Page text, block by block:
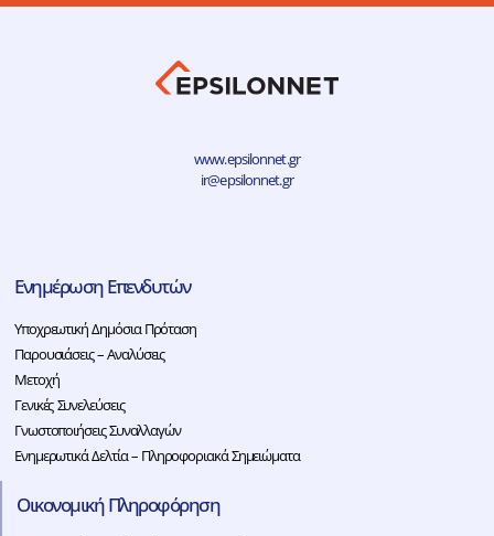
www.epsilonnet.gr
ir@epsilonnet.gr
Ενημέρωση Επενδυτών
Υποχρεωτική Δημόσια Πρόταση
Παρουσιάσεις – Αναλύσεις
Μετοχή
Γενικές Συνελεύσεις
Γνωστοποιήσεις Συναλλαγών
Ενημερωτικά Δελτία – Πληροφοριακά Σημειώματα
Οικονομική Πληροφόρηση